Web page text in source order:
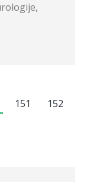
151
152